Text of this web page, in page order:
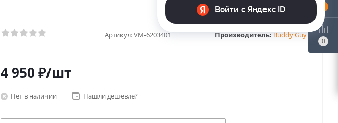
Артикул:VM-6203401 Производитель:Buddy Guy
4 950 ₽/шт
Нет в наличии Нашли дешевле?
0
0